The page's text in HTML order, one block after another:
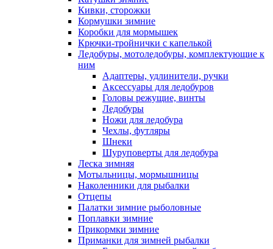
Кивки, сторожки
Кормушки зимние
Коробки для мормышек
Крючки-тройнички с капелькой
Ледобуры, мотоледобуры, комплектующие к
ним
Адаптеры, удлинители, ручки
Аксессуары для ледобуров
Головы режущие, винты
Ледобуры
Ножи для ледобура
Чехлы, футляры
Шнеки
Шуруповерты для ледобура
Леска зимняя
Мотыльницы, мормышницы
Наколенники для рыбалки
Отцепы
Палатки зимние рыболовные
Поплавки зимние
Прикормки зимние
Приманки для зимней рыбалки